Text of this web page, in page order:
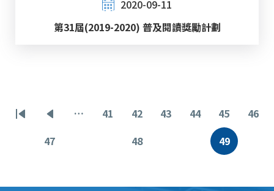
2020-09-11
第31屆(2019-2020) 普及閱讀獎勵計劃
分
页 首
前
一
…
页
41
页
面
42
页
43
页
44
页
面
45
页
46
页
47
页
48
当
49